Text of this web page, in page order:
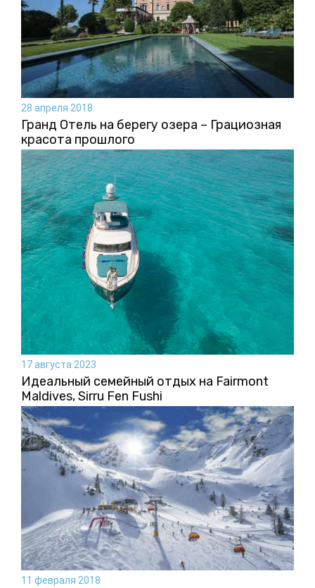
28 апреля 2018
Гранд Отель на берегу озера – Грациозная
красота прошлого
17 августа 2023
Идеальный семейный отдых на Fairmont
Maldives, Sirru Fen Fushi
11 февраля 2018